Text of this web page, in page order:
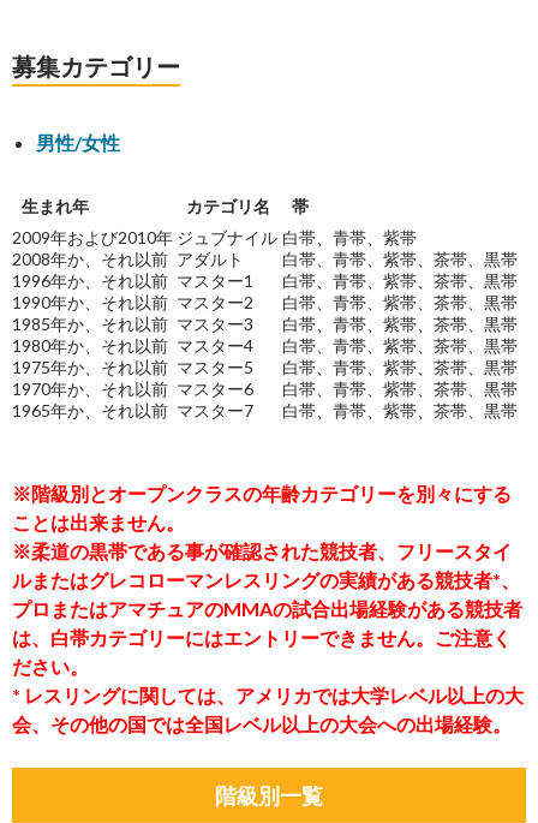
募集カテゴリー
男性/女性
生まれ年 カテゴリ名
帯
2009年および2010年 ジュブナイル 白帯、青帯、紫帯
2008年か、それ以前 アダルト
白帯、青帯、紫帯、茶帯、黒帯
1996年か、それ以前 マスター1
白帯、青帯、紫帯、茶帯、黒帯
1990年か、それ以前 マスター2
白帯、青帯、紫帯、茶帯、黒帯
1985年か、それ以前 マスター3
白帯、青帯、紫帯、茶帯、黒帯
1980年か、それ以前 マスター4
白帯、青帯、紫帯、茶帯、黒帯
1975年か、それ以前 マスター5
白帯、青帯、紫帯、茶帯、黒帯
1970年か、それ以前 マスター6
白帯、青帯、紫帯、茶帯、黒帯
1965年か、それ以前 マスター7 白帯、青帯、紫帯、茶帯、黒帯
※階級別とオープンクラスの年齢カテゴリーを別々にする
ことは出来ません。
※柔道の黒帯である事が確認された競技者、フリースタイ
ルまたはグレコローマンレスリングの実績がある競技者*、
プロまたはアマチュアのMMAの試合出場経験がある競技者
は、白帯カテゴリーにはエントリーできません。ご注意く
ださい。
* レスリングに関しては、アメリカでは大学レベル以上の大
会、その他の国では全国レベル以上の大会への出場経験。
階級別一覧